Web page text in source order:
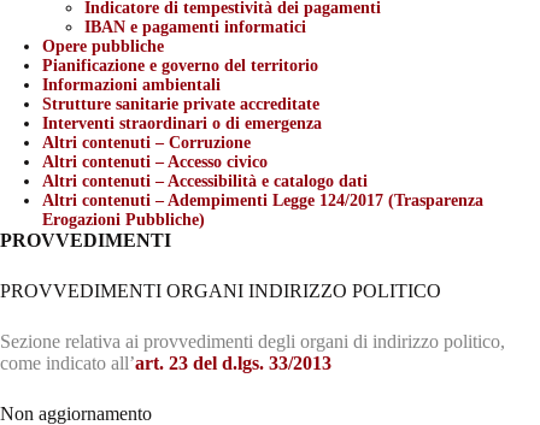
Indicatore di tempestività dei pagamenti
IBAN e pagamenti informatici
Opere pubbliche
Pianificazione e governo del territorio
Informazioni ambientali
Strutture sanitarie private accreditate
Interventi straordinari o di emergenza
Altri contenuti – Corruzione
Altri contenuti – Accesso civico
Altri contenuti – Accessibilità e catalogo dati
Altri contenuti – Adempimenti Legge 124/2017 (Trasparenza
Erogazioni Pubbliche)
PROVVEDIMENTI
PROVVEDIMENTI ORGANI INDIRIZZO POLITICO
Sezione relativa ai provvedimenti degli organi di indirizzo politico,
come indicato all’art. 23 del d.lgs. 33/2013
Non aggiornamento